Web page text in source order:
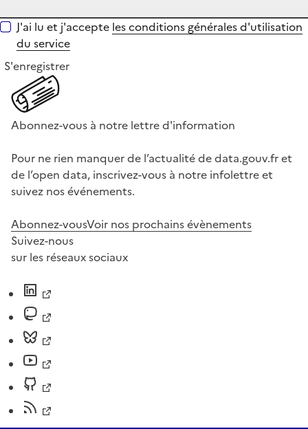
J'ai lu et j'accepte les conditions générales d'utilisation
du service
S'enregistrer
Abonnez-vous à notre lettre d'information
Pour ne rien manquer de l’actualité de data.gouv.fr et
de l’open data, inscrivez-vous à notre infolettre et
suivez nos événements.
Abonnez-vousVoir nos prochains évènements
Suivez-nous
sur les réseaux sociaux